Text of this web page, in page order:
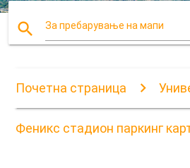
search За пребарување на мапи
Почетна страница
Феникс стадион паркинг